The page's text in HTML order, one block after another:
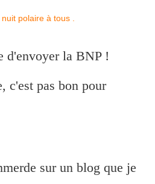
d'envoyer la BNP !
c'est pas bon pour
sur un blog que je